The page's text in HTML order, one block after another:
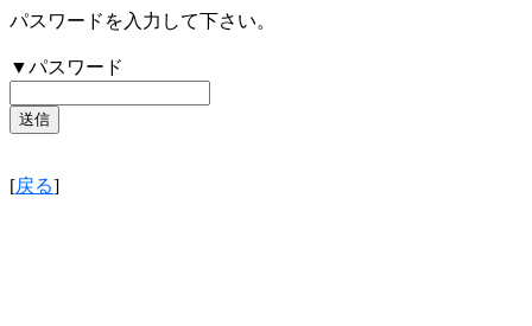
パスワードを入力して下さい。
▼パスワード
[戻る]